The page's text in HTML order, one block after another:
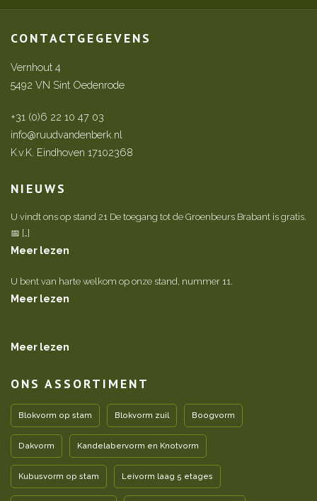
CONTACTGEGEVENS
Vernhout 4
5492 VN Sint Oedenrode
+31 (0)6 22 10 47 03
info@ruudvandenberk.nl
K.v.K. Eindhoven 17102368
NIEUWS
U vindt ons op stand 21 De toegang tot de Groenbeurs Brabant is gratis.
📅 […]
Meer lezen
U bent van harte welkom op onze stand, nummer 11.
Meer lezen
Meer lezen
ONS ASSORTIMENT
Blokvorm op stam Blokvorm zuil Boogvorm
Dakvorm Kandelabervorm en Knotvorm
Kubusvorm op stam Leivorm laag 5 etages